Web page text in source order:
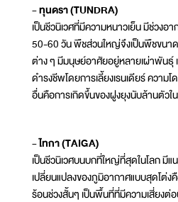
- ทุนดรา (TUNDRA)
เป็นชีวนิเวศที่มีความหนาวเย็น มีช่วง
50-60 วัน พืชส่วนใหญ่จึงเป็นพืชขนา
ต่าง ๆ มีมนุษย์อาศัยอยู่หลายเผ่าพันธุ์
ดำรงชีพโดยการเลี้ยงเรนเดียร์ ความโ
อื่นคือการเกิดขึ้นของฝูงยุงนับล้านตัวใ
- ไทกา (TAIGA)
เป็นชีวนิเวศบนบกที่ใหญ่ที่สุดในโลก มี
เปลี่ยนแปลงของภูมิอากาศแบบสุดโต่
ร้อนช่วงสั้นๆ เป็นพื้นที่ที่มีความเสี่ยง